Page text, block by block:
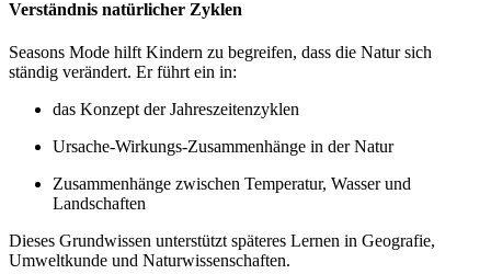
Verständnis natürlicher Zyklen
Seasons Mode hilft Kindern zu begreifen, dass die Natur sich
ständig verändert. Er führt ein in:
das Konzept der Jahreszeitenzyklen
Ursache-Wirkungs-Zusammenhänge in der Natur
Zusammenhänge zwischen Temperatur, Wasser und
Landschaften
Dieses Grundwissen unterstützt späteres Lernen in Geografie,
Umweltkunde und Naturwissenschaften.